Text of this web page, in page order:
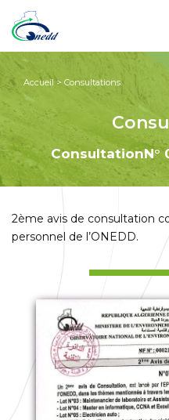
A
l
e
r
a
u
o
t
e
Accueil > Consultations
ConsultationN°
2ème avis de consultation
personnel de l’ONEDD.